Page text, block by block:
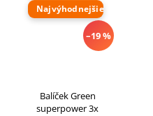
Najvýhodnejšie
–19 %
Balíček Green
superpower 3x